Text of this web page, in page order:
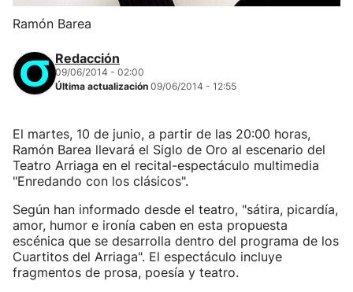
Ramón Barea
Redacción
09/06/2014 - 02:00
Última actualización 09/06/2014 - 12:55
El martes, 10 de junio, a partir de las 20:00 horas,
Ramón Barea llevará el Siglo de Oro al escenario del
Teatro Arriaga en el recital-espectáculo multimedia
"Enredando con los clásicos".
Según han informado desde el teatro, "sátira, picardía,
amor, humor e ironía caben en esta propuesta
escénica que se desarrolla dentro del programa de los
Cuartitos del Arriaga". El espectáculo incluye
fragmentos de prosa, poesía y teatro.